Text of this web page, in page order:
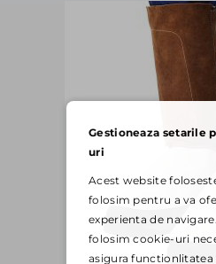
Gestioneaza setarile
uri
Acest website
folosim pentru a va
experienta de
folosim cookie-uri
asigura